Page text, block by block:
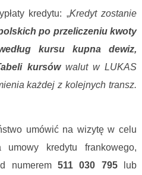
kredytu: „Kredyt zostanie
po przeliczeniu kwoty
kursu kupna dewiz,
kursówwalut w LUKAS
każdej z kolejnych transz.
umówić na wizytę w celu
umowy kredytu frankowego,
numerem 511 030 795lub